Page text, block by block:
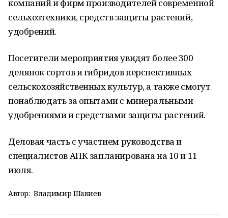
компаний и фирм производителей современной
сельхозтехники, средств защиты растений,
удобрений.
Посетители мероприятия увидят более 300
делянок сортов и гибридов перспективных
сельскохозяйственных культур, а также смогут
понаблюдать за опытами с минеральными
удобрениями и средствами защиты растений.
Деловая часть с участием руководства и
специалистов АПК запланирована на 10 и 11
июля.
Автор: Владимир Шакиев